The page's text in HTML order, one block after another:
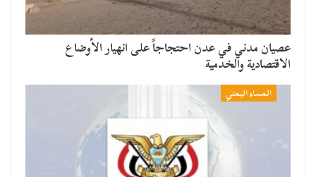
عصيان مدني في عدن احتجاجاً على انهيار الأوضاع
الاقتصادية والخدمية
المساء اليمني